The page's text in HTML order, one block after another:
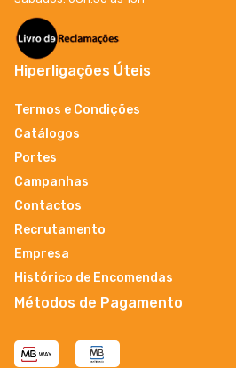
Hiperligações Úteis
Termos e Condições
Catálogos
Portes
Campanhas
Contactos
Recrutamento
Empresa
Histórico de Encomendas
Métodos de Pagamento